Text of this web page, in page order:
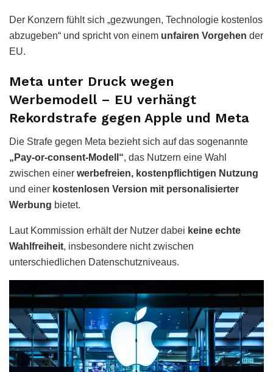
Der Konzern fühlt sich „gezwungen, Technologie kostenlos
abzugeben“ und spricht von einem unfairen Vorgehen der
EU.
Meta unter Druck wegen
Werbemodell – EU verhängt
Rekordstrafe gegen Apple und Meta
Die Strafe gegen Meta bezieht sich auf das sogenannte
„Pay-or-consent-Modell“, das Nutzern eine Wahl
zwischen einer werbefreien, kostenpflichtigen Nutzung
und einer kostenlosen Version mit personalisierter
Werbung bietet.
Laut Kommission erhält der Nutzer dabei keine echte
Wahlfreiheit, insbesondere nicht zwischen
unterschiedlichen Datenschutzniveaus.